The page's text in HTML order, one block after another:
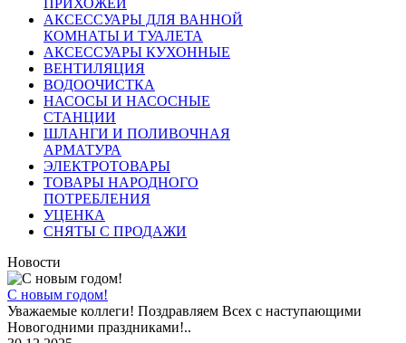
АКСЕССУАРЫ ДЛЯ ВАННОЙ
КОМНАТЫ И ТУАЛЕТА
АКСЕССУАРЫ КУХОННЫЕ
ВЕНТИЛЯЦИЯ
ВОДООЧИСТКА
НАСОСЫ И НАСОСНЫЕ
СТАНЦИИ
ШЛАНГИ И ПОЛИВОЧНАЯ
АРМАТУРА
ЭЛЕКТРОТОВАРЫ
ТОВАРЫ НАРОДНОГО
ПОТРЕБЛЕНИЯ
УЦЕНКА
СНЯТЫ С ПРОДАЖИ
Новости
С новым годом!
Уважаемые коллеги! Поздравляем Всех с наступающими
Новогодними праздниками!..